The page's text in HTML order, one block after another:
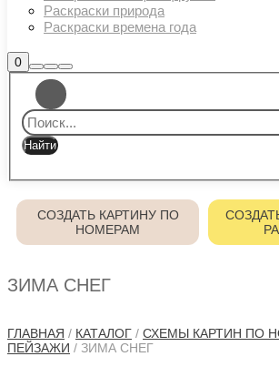
Раскраски природа
Раскраски времена года
0Боковая
панель
магазина
Найти
Больше
информации
Главное
меню
СОЗДАТЬ КАРТИНУ ПО
НОМЕРАМ
ЗИМА СНЕГ
ГЛАВНАЯ / КАТАЛОГ / СХЕМЫ КАРТИН ПО
ПЕЙЗАЖИ / ЗИМА СНЕГ